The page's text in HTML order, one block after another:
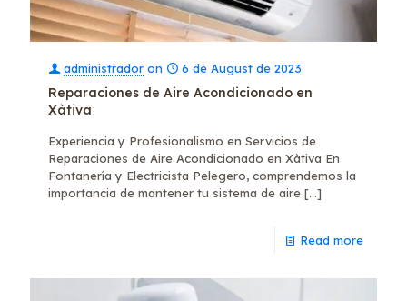
administrador on 6 de August de 2023
Reparaciones de Aire Acondicionado en
Xàtiva
Experiencia y Profesionalismo en Servicios de
Reparaciones de Aire Acondicionado en Xàtiva En
Fontanería y Electricista Pelegero, comprendemos la
importancia de mantener tu sistema de aire […]
Read more